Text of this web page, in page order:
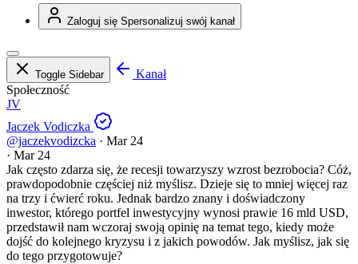
Zaloguj się Spersonalizuj swój kanał
Toggle Sidebar
Kanał
Społeczność
JV
Jaczek Vodiczka
@jaczekvodizcka · Mar 24
· Mar 24
Jak często zdarza się, że recesji towarzyszy wzrost bezrobocia? Cóż,
prawdopodobnie częściej niż myślisz. Dzieje się to mniej więcej raz
na trzy i ćwierć roku. Jednak bardzo znany i doświadczony
inwestor, którego portfel inwestycyjny wynosi prawie 16 mld USD,
przedstawił nam wczoraj swoją opinię na temat tego, kiedy może
dojść do kolejnego kryzysu i z jakich powodów. Jak myślisz, jak się
do tego przygotowuje?